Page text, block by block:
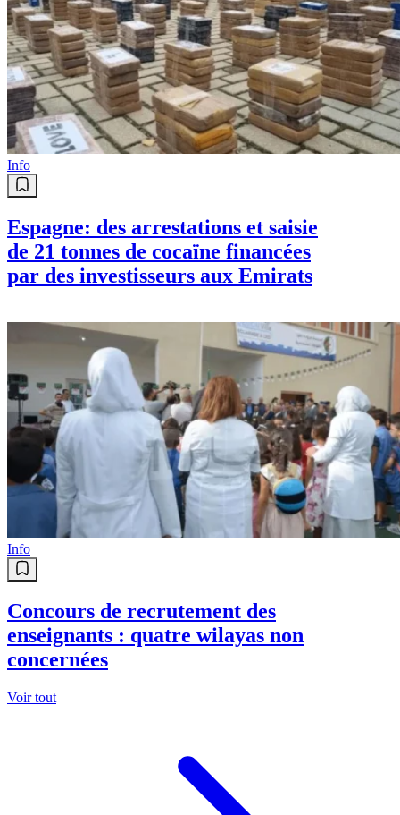
Visa pour la Belgique : les
Algériens toujours plus nombreux
en 2026, voici les motifs qui
dominent
Info
Espagne: des arrestations et saisie
de 21 tonnes de cocaïne financées
par des investisseurs aux Emirats